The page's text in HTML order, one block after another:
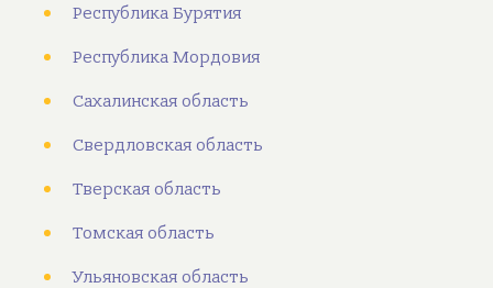
Республика Бурятия
Республика Мордовия
Сахалинская область
Свердловская область
Тверская область
Томская область
Ульяновская область